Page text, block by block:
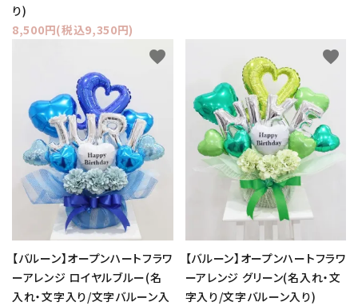
り)
8,500円(税込9,350円)
【バルーン】オープンハートフラワ
ーアレンジ ロイヤルブルー(名
入れ・文字入り/文字バルーン入
favorite
【バルーン】オープンハートフラワ
ーアレンジ グリーン(名入れ・文
字入り/文字バルーン入り)
favorite